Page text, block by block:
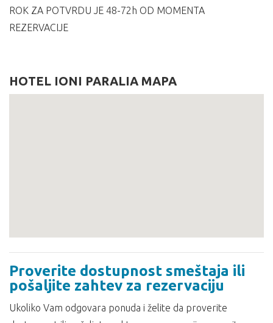
ROK ZA POTVRDU JE 48-72h OD MOMENTA
REZERVACIJE
HOTEL IONI PARALIA MAPA
Proverite dostupnost smeštaja ili
pošaljite zahtev za rezervaciju
Ukoliko Vam odgovara ponuda i želite da proverite